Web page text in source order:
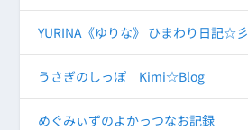
YURINA《ゆりな》 ひまわり日記☆彡
うさぎのしっぽ Kimi☆Blog
めぐみぃずのよかっつなお記録